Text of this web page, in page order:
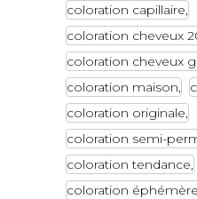
coloration capillaire
coloration cheveux
coloration cheveux
coloration maison
coloration originale
coloration semi-
coloration tendance
coloration éphémère